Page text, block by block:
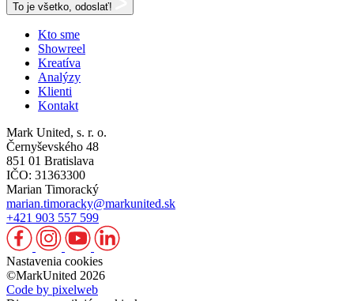
To je všetko, odoslať!
Kto sme
Showreel
Kreatíva
Analýzy
Klienti
Kontakt
Mark United, s. r. o.
Černyševského 48
851 01 Bratislava
IČO: 31363300
Marian Timoracký
marian.timoracky@markunited.sk
+421 903 557 599
Nastavenia cookies
©MarkUnited 2026
Code by pixelweb